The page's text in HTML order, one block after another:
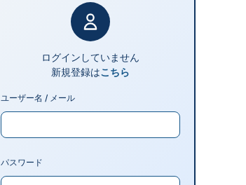
ログインしていません
新規登録はこちら
ユーザー名 / メール
パスワード